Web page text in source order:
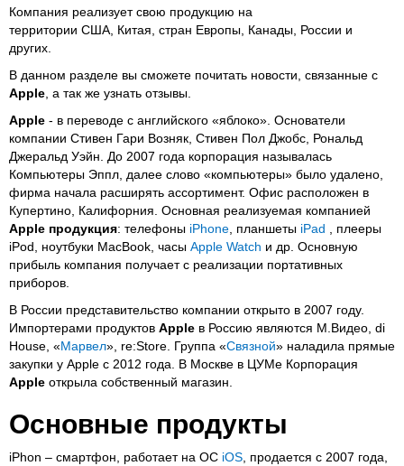
Компания реализует свою продукцию на
территории США, Китая, стран Европы, Канады, России и
других.
В данном разделе вы сможете почитать новости, связанные с
Apple , а так же узнать отзывы.
Apple - в переводе с английского «яблоко». Основатели
компании Стивен Гари Возняк, Стивен Пол Джобс, Рональд
Джеральд Уэйн. До 2007 года корпорация называлась
Компьютеры Эппл, далее слово «компьютеры» было удалено,
фирма начала расширять ассортимент. Офис расположен в
Купертино, Калифорния. Основная реализуемая компанией
Apple продукция: телефоны iPhone , планшеты iPad , плееры
iPod, ноутбуки MacBook, часы Apple Watch и др. Основную
прибыль компания получает с реализации портативных
приборов.
В России представительство компании открыто в 2007 году.
Импортерами продуктов Apple в Россию являются М.Видео, di
House, «Марвел», re:Store. Группа «Связной» наладила прямые
закупки у Apple с 2012 года. В Москве в ЦУМе Корпорация
Apple открыла собственный магазин.
Основные продукты
iPhon – смартфон, работает на ОС iOS , продается с 2007 года,